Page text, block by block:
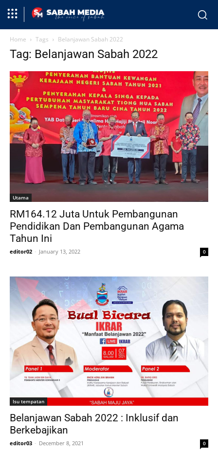
Home Tags Belanjawan Sabah 2022
Tag: Belanjawan Sabah 2022
Utama
RM164.12 Juta Untuk Pembangunan
Pendidikan Dan Pembangunan Agama
Tahun Ini
editor02 - January 13, 2022 0
Isu tempatan
Belanjawan Sabah 2022 : Inklusif dan
Berkebajikan
editor03 - December 8, 2021 0